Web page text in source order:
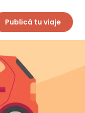
Publicá tu viaje